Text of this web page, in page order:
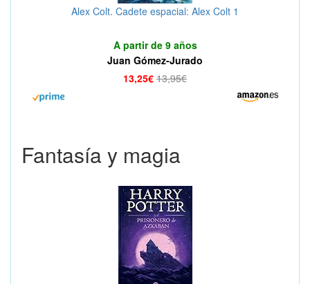
Alex Colt. Cadete espacial: Alex Colt 1
A partir de 9 años
Juan Gómez-Jurado
13,25€ 13,95€
Fantasía y magia